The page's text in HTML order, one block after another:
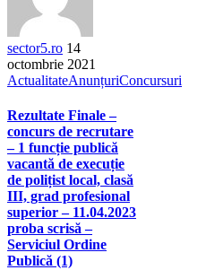
sector5.ro 14
octombrie 2021
ActualitateAnunțuriConcursuri
Rezultate Finale –
concurs de recrutare
– 1 funcție publică
vacantă de execuție
de polițist local, clasă
III, grad profesional
superior – 11.04.2023
proba scrisă –
Serviciul Ordine
Publică (1)